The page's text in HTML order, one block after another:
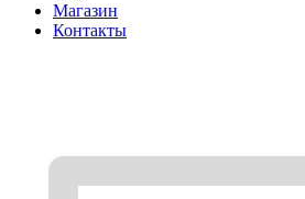
Магазин
Контакты